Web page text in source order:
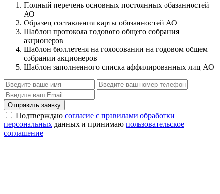
Полный перечень основных постоянных обазанностей
АО
Образец составления карты обязанностей АО
Шаблон протокола годового общего собрания
акционеров
Шаблон бюллетеня на голосовании на годовом общем
собрании акционеров
Шаблон заполненного списка аффилированных лиц АО
Отправить заявку
Подтверждаю согласие с правилами обработки
персональных данных и принимаю пользовательское
соглашение